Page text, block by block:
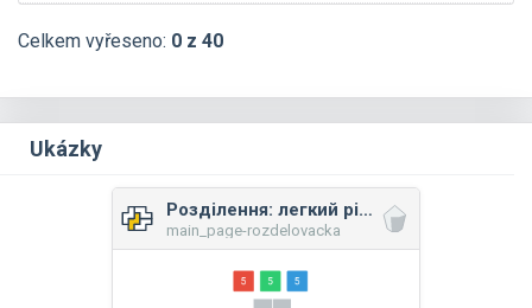
Celkem vyřeseno: 0 z 40
Ukázky
Розділення: легкий рівень
main_page-rozdelovacka